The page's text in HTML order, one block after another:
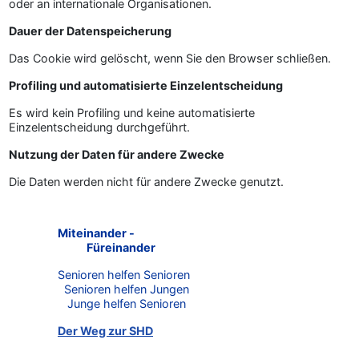
Miteinander -
Füreinander
Senioren helfen Senioren
Senioren helfen Jungen
Junge helfen Senioren
Der Weg zur SHD
oder an internationale Organisationen.
Dauer der Datenspeicherung
Das Cookie wird gelöscht, wenn Sie den Browser schließen.
Profiling und automatisierte Einzelentscheidung
Es wird kein Profiling und keine automatisierte
Einzelentscheidung durchgeführt.
Nutzung der Daten für andere Zwecke
Die Daten werden nicht für andere Zwecke genutzt.